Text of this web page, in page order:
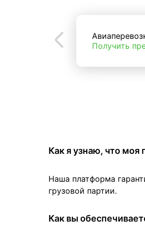
Получить
Как я узнаю, что моя
Наша платформа
грузовой партии.
Как вы